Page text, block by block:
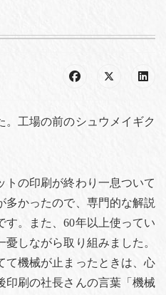
。工場の前のシュウメイギク
トの印刷が終わり一息ついて
多かったので、専門的な解説
す。また、60年以上使ってい
しながら取り組みました。
て機械が止まったときは、心
印刷の社長さんの言葉「機械